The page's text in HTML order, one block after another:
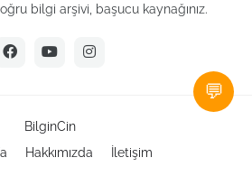
bilgi arşivi, başucu kaynağınız.
BilginCin
Hakkımızda İletişim
💬